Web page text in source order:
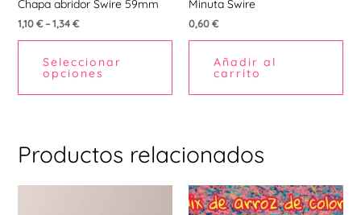
Chapa abridor Swire 59mm
1,10€–1,34€
Seleccionar
opciones
elegir
la
Minuta Swire
0,60€
Añadir al
carrito
Productos relacionados